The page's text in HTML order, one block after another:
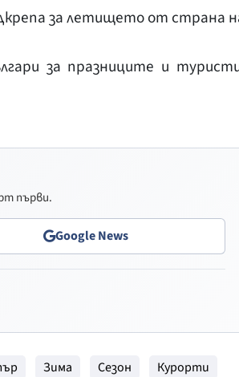
за летището от страна
за празниците и
първи.
Google News
Зима Сезон
Курорти